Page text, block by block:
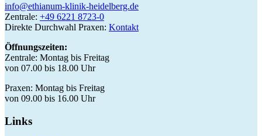
info@ethianum-klinik-heidelberg.de
Zentrale: +49 6221 8723-0
Direkte Durchwahl Praxen: Kontakt
Öffnungszeiten:
Zentrale: Montag bis Freitag
von 07.00 bis 18.00 Uhr
Praxen: Montag bis Freitag
von 09.00 bis 16.00 Uhr
Links